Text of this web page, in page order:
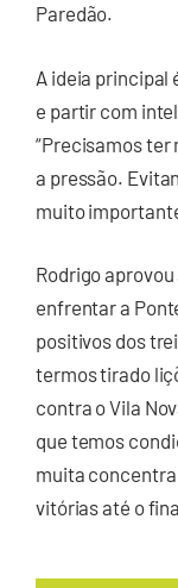
Paredão.
A ideia principal
e partir com
“Precisamos
a pressão.
muito
Rodrigo
enfrentar a
positivos dos
termos tirado
contra o Vila
que temos
muita
vitórias até o